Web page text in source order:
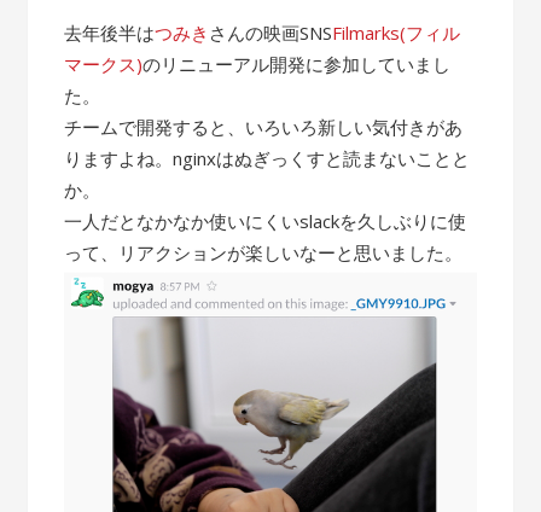
去年後半はつみき さんの映画SNSFilmarks(フィル
マークス)のリニューアル開発に参加していまし
た。
チームで開発すると、いろいろ新しい気付きがあ
りますよね。nginxはぬぎっくすと読まないことと
か。
一人だとなかなか使いにくいslackを久しぶりに使
って、リアクションが楽しいなーと思いました。